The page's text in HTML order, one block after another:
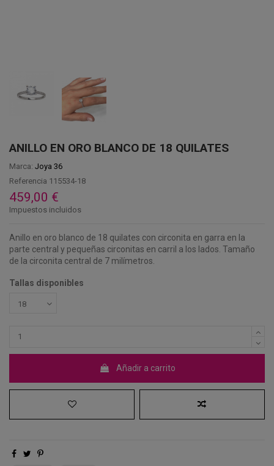
ANILLO EN ORO BLANCO DE 18 QUILATES
Marca: Joya 36
Referencia 115534-18
459,00 €
Impuestos incluidos
Anillo en oro blanco de 18 quilates con circonita en garra en la
parte central y pequeñas circonitas en carril a los lados. Tamaño
de la circonita central de 7 milímetros.
Tallas disponibles
Añadir a carrito